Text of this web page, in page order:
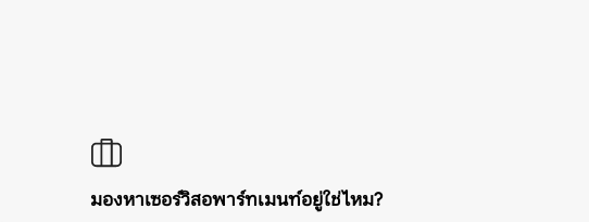
มองหาเซอร์วิสอพาร์ทเมนท์อยู่ใช่ไหม?